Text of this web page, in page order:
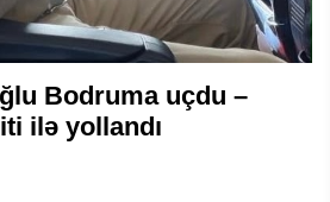
Bodruma uçdu –
ilə yollandı